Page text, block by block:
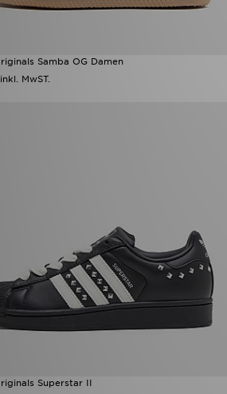
Samba OG Damen
inkl. MwST.
Superstar II